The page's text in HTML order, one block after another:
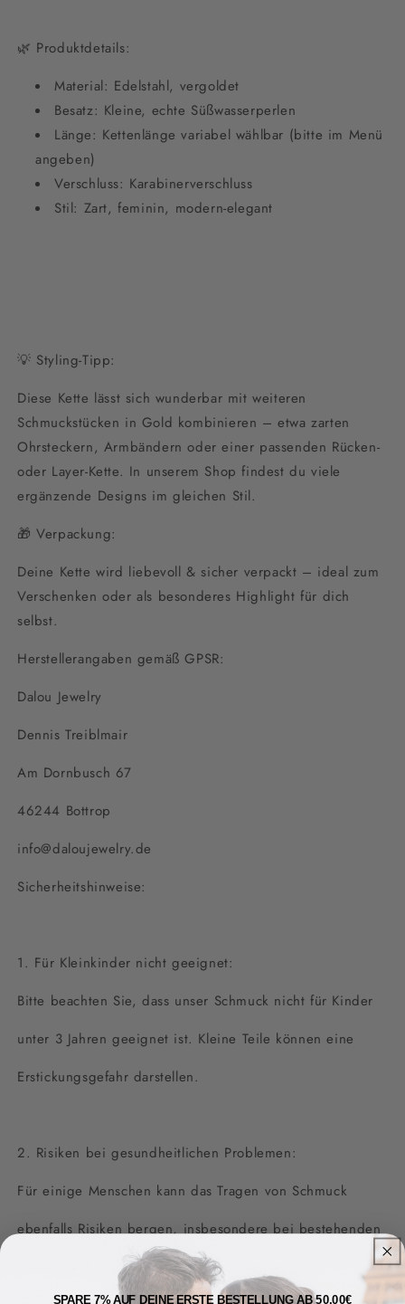
🌿 Produktdetails:
Material: Edelstahl, vergoldet
Besatz: Kleine, echte Süßwasserperlen
Länge: Kettenlänge variabel wählbar (bitte im Menü
angeben)
Verschluss: Karabinerverschluss
Stil: Zart, feminin, modern-elegant
💡 Styling-Tipp:
Diese Kette lässt sich wunderbar mit weiteren
Schmuckstücken in Gold kombinieren – etwa zarten
Ohrsteckern, Armbändern oder einer passenden Rücken-
oder Layer-Kette. In unserem Shop findest du viele
ergänzende Designs im gleichen Stil.
🎁 Verpackung:
Deine Kette wird liebevoll & sicher verpackt – ideal zum
Verschenken oder als besonderes Highlight für dich
selbst.
Herstellerangaben gemäß GPSR:
Dalou Jewelry
Dennis Treiblmair
Am Dornbusch 67
46244 Bottrop
info@daloujewelry.de
Sicherheitshinweise:
1. Für Kleinkinder nicht geeignet:
Bitte beachten Sie, dass unser Schmuck nicht für Kinder
unter 3 Jahren geeignet ist. Kleine Teile können eine
Erstickungsgefahr darstellen.
2. Risiken bei gesundheitlichen Problemen:
Für einige Menschen kann das Tragen von Schmuck
ebenfalls Risiken bergen, insbesondere bei bestehenden
gesundheitlichen Problemen wie Allergien
SPARE 7% AUF DEINE ERSTE BESTELLUNG AB 50,00€